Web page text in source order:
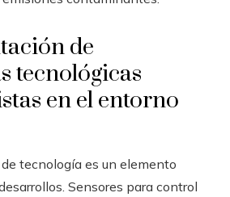
de
tecnológicas
en el entorno
tecnología es un elemento
Sensores para control